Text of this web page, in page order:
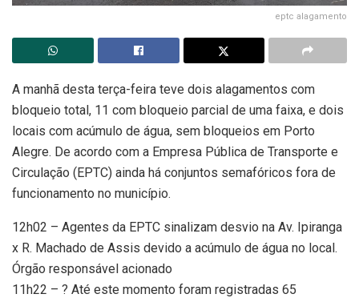
eptc alagamento
A manhã desta terça-feira teve dois alagamentos com
bloqueio total, 11 com bloqueio parcial de uma faixa, e dois
locais com acúmulo de água, sem bloqueios em Porto
Alegre. De acordo com a Empresa Pública de Transporte e
Circulação (EPTC) ainda há conjuntos semafóricos fora de
funcionamento no município.
12h02 – Agentes da EPTC sinalizam desvio na Av. Ipiranga
x R. Machado de Assis devido a acúmulo de água no local.
Órgão responsável acionado
11h22 – ? Até este momento foram registradas 65